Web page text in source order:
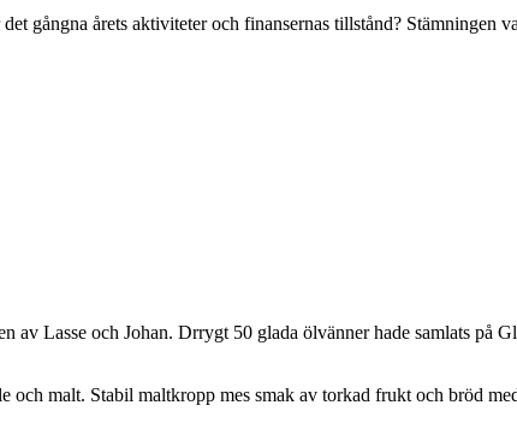
gångna årets aktiviteter och finansernas tillstånd? Stämningen
Lasse och Johan. Drrygt 50 glada ölvänner hade samlats på
malt. Stabil maltkropp mes smak av torkad frukt och bröd